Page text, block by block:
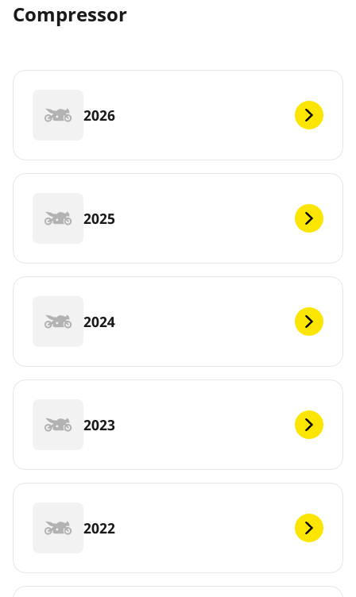
Compressor
2026
2025
2024
2023
2022